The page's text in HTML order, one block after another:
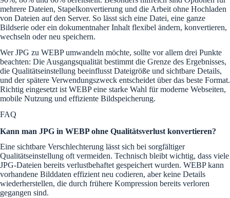
mehrere Dateien, Stapelkonvertierung und die Arbeit ohne Hochladen
von Dateien auf den Server. So lässt sich eine Datei, eine ganze
Bildserie oder ein dokumentnaher Inhalt flexibel ändern, konvertieren,
wechseln oder neu speichern.
Wer JPG zu WEBP umwandeln möchte, sollte vor allem drei Punkte
beachten: Die Ausgangsqualität bestimmt die Grenze des Ergebnisses,
die Qualitätseinstellung beeinflusst Dateigröße und sichtbare Details,
und der spätere Verwendungszweck entscheidet über das beste Format.
Richtig eingesetzt ist WEBP eine starke Wahl für moderne Webseiten,
mobile Nutzung und effiziente Bildspeicherung.
FAQ
Kann man JPG in WEBP ohne Qualitätsverlust konvertieren?
Eine sichtbare Verschlechterung lässt sich bei sorgfältiger
Qualitätseinstellung oft vermeiden. Technisch bleibt wichtig, dass viele
JPG-Dateien bereits verlustbehaftet gespeichert wurden. WEBP kann
vorhandene Bilddaten effizient neu codieren, aber keine Details
wiederherstellen, die durch frühere Kompression bereits verloren
gegangen sind.